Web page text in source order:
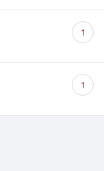
댓
글 1
댓
글 1